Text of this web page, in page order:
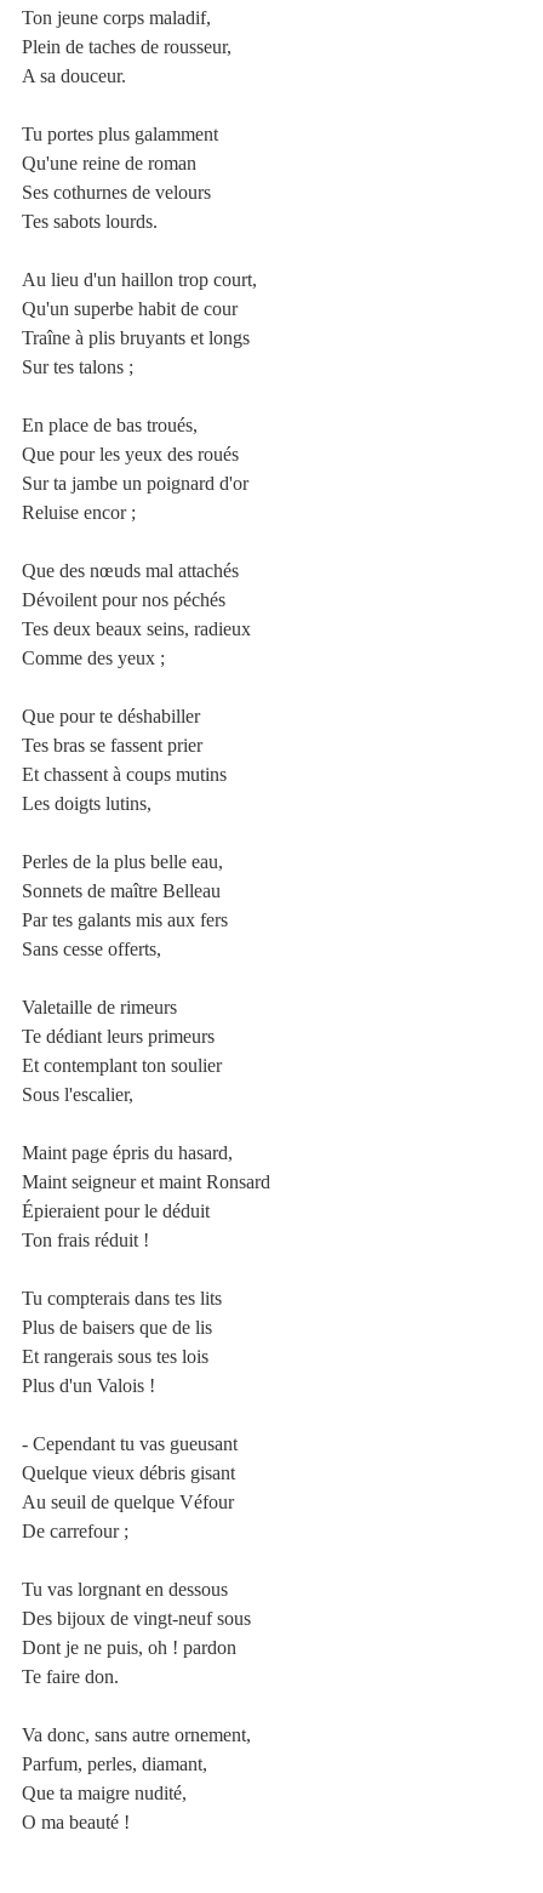
Ton jeune corps maladif,
Plein de taches de rousseur,
A sa douceur.
Tu portes plus galamment
Qu'une reine de roman
Ses cothurnes de velours
Tes sabots lourds.
Au lieu d'un haillon trop court,
Qu'un superbe habit de cour
Traîne à plis bruyants et longs
Sur tes talons ;
En place de bas troués,
Que pour les yeux des roués
Sur ta jambe un poignard d'or
Reluise encor ;
Que des nœuds mal attachés
Dévoilent pour nos péchés
Tes deux beaux seins, radieux
Comme des yeux ;
Que pour te déshabiller
Tes bras se fassent prier
Et chassent à coups mutins
Les doigts lutins,
Perles de la plus belle eau,
Sonnets de maître Belleau
Par tes galants mis aux fers
Sans cesse offerts,
Valetaille de rimeurs
Te dédiant leurs primeurs
Et contemplant ton soulier
Sous l'escalier,
Maint page épris du hasard,
Maint seigneur et maint Ronsard
Épieraient pour le déduit
Ton frais réduit !
Tu compterais dans tes lits
Plus de baisers que de lis
Et rangerais sous tes lois
Plus d'un Valois !
- Cependant tu vas gueusant
Quelque vieux débris gisant
Au seuil de quelque Véfour
De carrefour ;
Tu vas lorgnant en dessous
Des bijoux de vingt-neuf sous
Dont je ne puis, oh ! pardon
Te faire don.
Va donc, sans autre ornement,
Parfum, perles, diamant,
Que ta maigre nudité,
O ma beauté !